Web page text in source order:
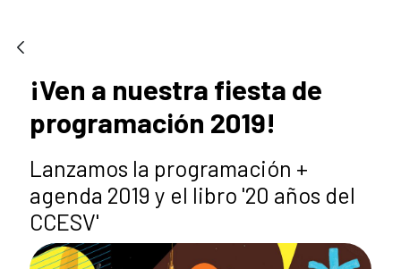
¡Ven a nuestra fiesta de
programación 2019!
Lanzamos la programación +
agenda 2019 y el libro '20 años del
CCESV'